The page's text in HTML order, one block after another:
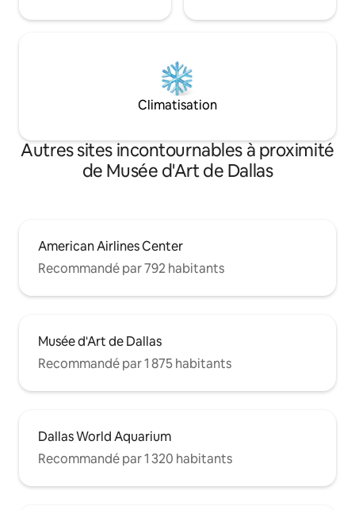
Climatisation
Autres sites incontournables à proximité
de Musée d'Art de Dallas
American Airlines Center
Recommandé par 792 habitants
Musée d'Art de Dallas
Recommandé par 1 875 habitants
Dallas World Aquarium
Recommandé par 1 320 habitants